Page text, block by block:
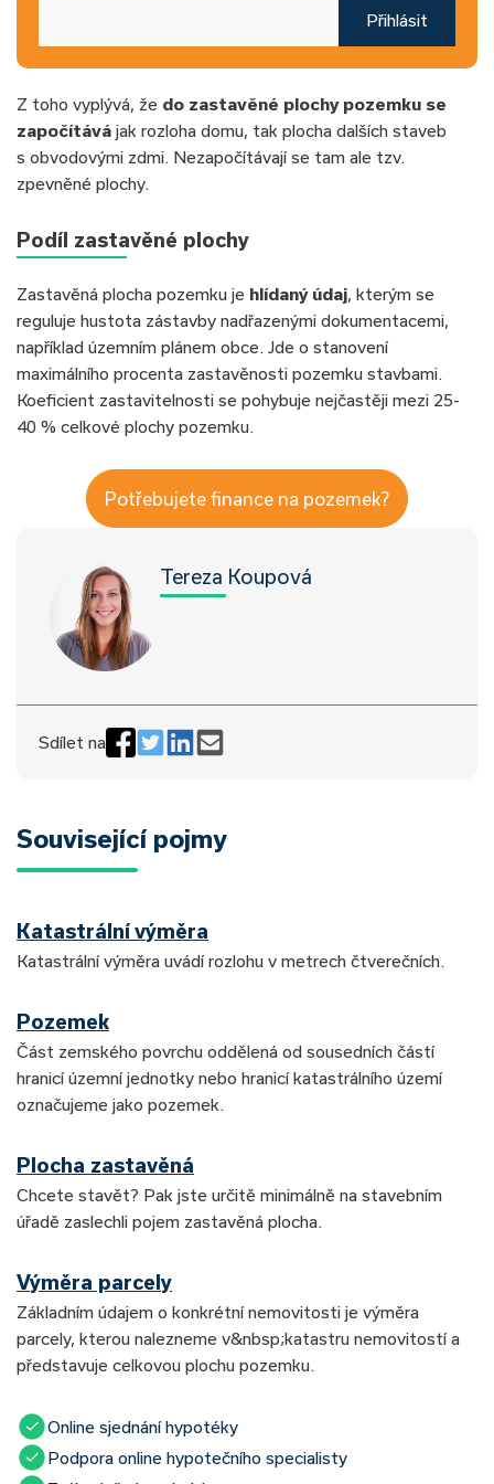
Přihlásit
Z toho vyplývá, že do zastavěné plochy pozemku se
započítává jak rozloha domu, tak plocha dalších staveb
s obvodovými zdmi. Nezapočítávají se tam ale tzv.
zpevněné plochy.
Podíl zastavěné plochy
Zastavěná plocha pozemku je hlídaný údaj, kterým se
reguluje hustota zástavby nadřazenými dokumentacemi,
například územním plánem obce. Jde o stanovení
maximálního procenta zastavěnosti pozemku stavbami.
Koeficient zastavitelnosti se pohybuje nejčastěji mezi 25-
40 % celkové plochy pozemku.
Potřebujete finance na pozemek?
Tereza Koupová
Sdílet na
Související pojmy
Katastrální výměra
Katastrální výměra uvádí rozlohu v metrech čtverečních.
Pozemek
Část zemského povrchu oddělená od sousedních částí
hranicí územní jednotky nebo hranicí katastrálního území
označujeme jako pozemek.
Plocha zastavěná
Chcete stavět? Pak jste určitě minimálně na stavebním
úřadě zaslechli pojem zastavěná plocha.
Výměra parcely
Základním údajem o konkrétní nemovitosti je výměra
parcely, kterou nalezneme v&nbsp;katastru nemovitostí a
představuje celkovou plochu pozemku.
Online sjednání hypotéky
Podpora online hypotečního specialisty